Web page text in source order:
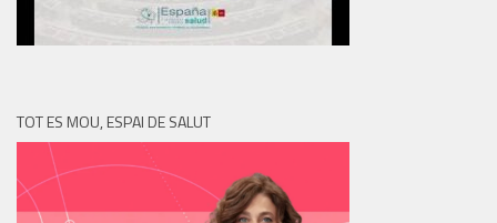
TOT ES MOU, ESPAI DE SALUT